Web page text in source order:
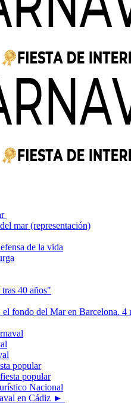
mar (representación)
de la vida
40 años"
el fondo del Mar en Barcelona. 4
popular
popular
Nacional
en Cádiz ►